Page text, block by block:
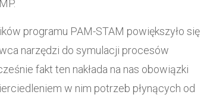
programu PAM-STAM powiększyło się
narzędzi do symulacji procesów
fakt ten nakłada na nas obowiązki
w nim potrzeb płynących od